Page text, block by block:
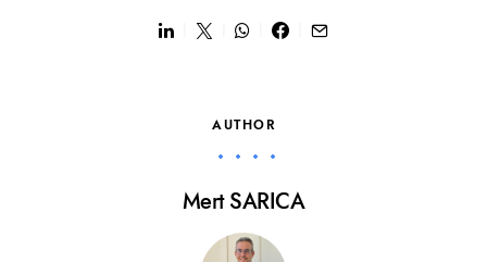
AUTHOR
Mert SARICA